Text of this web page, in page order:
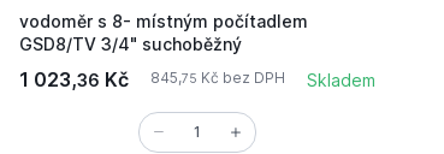
vodoměr s 8- místným počítadlem
GSD8/TV 3/4" suchoběžný
1 023,36 Kč 845,75 Kč bez DPH Skladem